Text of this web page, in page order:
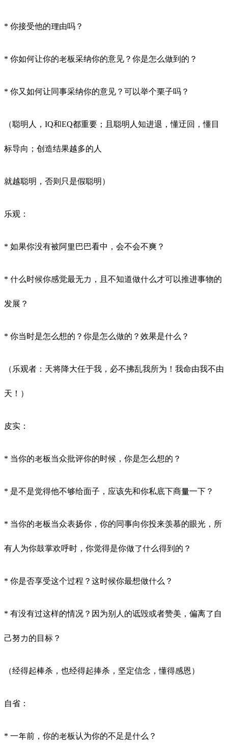
* 你接受他的理由吗？
* 你如何让你的老板采纳你的意见？你是怎么做到的？
* 你又如何让同事采纳你的意见？可以举个栗子吗？
（聪明人，IQ和EQ都重要；且聪明人知进退，懂迂回，懂目
标导向；创造结果越多的人
就越聪明，否则只是假聪明）
乐观：
* 如果你没有被阿里巴巴看中，会不会不爽？
* 什么时候你感觉最无力，且不知道做什么才可以推进事物的
发展？
* 你当时是怎么想的？你是怎么做的？效果是什么？
（乐观者：天将降大任于我，必不拂乱我所为！我命由我不由
天！）
皮实：
* 当你的老板当众批评你的时候，你是怎么想的？
* 是不是觉得他不够给面子，应该先和你私底下商量一下？
* 当你的老板当众表扬你，你的同事向你投来羡慕的眼光，所
有人为你鼓掌欢呼时，你觉得是你做了什么得到的？
* 你是否享受这个过程？这时候你最想做什么？
* 有没有过这样的情况？因为别人的诋毁或者赞美，偏离了自
己努力的目标？
（经得起棒杀，也经得起捧杀，坚定信念，懂得感恩）
自省：
* 一年前，你的老板认为你的不足是什么？